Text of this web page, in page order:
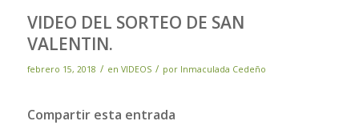
VIDEO DEL SORTEO DE SAN
VALENTIN.
febrero 15, 2018 / en VIDEOS / por Inmaculada Cedeño
Compartir esta entrada